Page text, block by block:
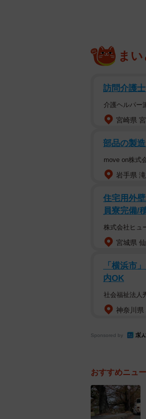
女性の母親（
いただけでけ
バス停に行っ
行きには部分
止まる。利用
ま
訪問介護
介護ヘルパー
宮崎県
部品の製
move on株式
岩手県
住宅用外
員寮完備/
株式会社ヒュ
宮城県
「横浜市
内OK
社会福祉法人
神奈川県
Sponsored by
おすすめニュ